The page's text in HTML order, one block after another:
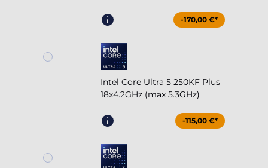
-170,00 €*
Intel Core Ultra 5 250KF Plus
18x4.2GHz (max 5.3GHz)
-115,00 €*